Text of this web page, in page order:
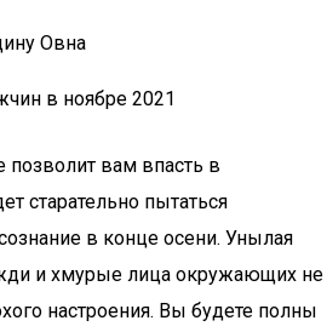
Овна
в ноябре 2021
вам впасть в
старательно пытаться
в конце осени. Унылая
и хмурые лица окружающих не
настроения. Вы будете полны